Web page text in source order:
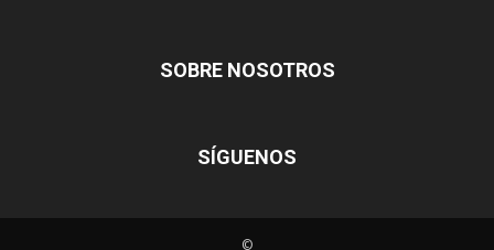
SOBRE NOSOTROS
SÍGUENOS
©